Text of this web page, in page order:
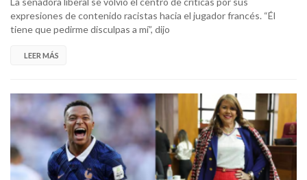
expresiones de contenido racistas hacia el jugador francés. “Él
tiene que pedirme disculpas a mí”, dijo
LEER MÁS